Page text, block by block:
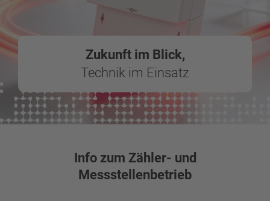
Zukunft im Blick,
Technik im Einsatz
Info zum Zähler- und
Messstellenbetrieb